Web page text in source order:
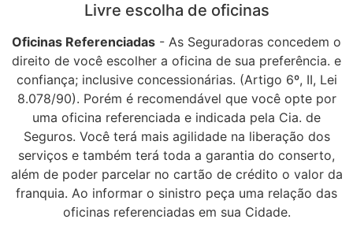
Livre escolha de oficinas
Oficinas Referenciadas - As Seguradoras concedem o
direito de você escolher a oficina de sua preferência. e
confiança; inclusive concessionárias. (Artigo 6º, II, Lei
8.078/90). Porém é recomendável que você opte por
uma oficina referenciada e indicada pela Cia. de
Seguros. Você terá mais agilidade na liberação dos
serviços e também terá toda a garantia do conserto,
além de poder parcelar no cartão de crédito o valor da
franquia. Ao informar o sinistro peça uma relação das
oficinas referenciadas em sua Cidade.